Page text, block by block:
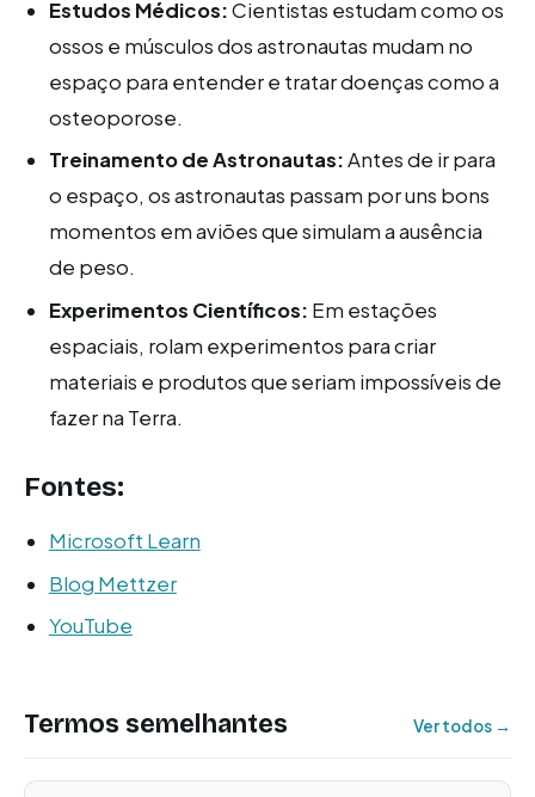
Estudos Médicos:Cientistas estudam como os
ossos e músculos dos astronautas mudam no
espaço para entender e tratar doenças como a
osteoporose.
Treinamento de Astronautas:Antes de ir para
o espaço, os astronautas passam por uns bons
momentos em aviões que simulam a ausência
de peso.
Experimentos Científicos: Em estações
espaciais, rolam experimentos para criar
materiais e produtos que seriam impossíveis de
fazer na Terra.
Fontes:
Microsoft Learn
Blog Mettzer
YouTube
Termos semelhantes Ver todos →